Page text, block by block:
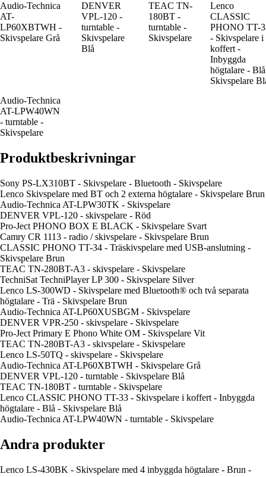
Audio-Technica
AT-
LP60XBTWH -
Skivspelare Grå
DENVER
VPL-120 -
turntable -
Skivspelare
Blå
TEAC TN-
180BT -
turntable -
Skivspelare
Lenco
CLASSIC
PHONO TT-
- Skivspelare i
koffert -
Inbyggda
högtalare -
Skivspelare
Audio-Technica
AT-LPW40WN
- turntable -
Skivspelare
Produktbeskrivningar
Sony PS-LX310BT - Skivspelare - Bluetooth - Skivspelare
Lenco Skivspelare med BT och 2 externa högtalare - Skivspelare Brun
Audio-Technica AT-LPW30TK - Skivspelare
DENVER VPL-120 - skivspelare - Röd
Pro-Ject PHONO BOX E BLACK - Skivspelare Svart
Camry CR 1113 - radio / skivspelare - Skivspelare Brun
CLASSIC PHONO TT-34 - Träskivspelare med USB-anslutning -
Skivspelare Brun
TEAC TN-280BT-A3 - skivspelare - Skivspelare
TechniSat TechniPlayer LP 300 - Skivspelare Silver
Lenco LS-300WD - Skivspelare med Bluetooth® och två separata
högtalare - Trä - Skivspelare Brun
Audio-Technica AT-LP60XUSBGM - Skivspelare
DENVER VPR-250 - skivspelare - Skivspelare
Pro-Ject Primary E Phono White OM - Skivspelare Vit
TEAC TN-280BT-A3 - skivspelare - Skivspelare
Lenco LS-50TQ - skivspelare - Skivspelare
Audio-Technica AT-LP60XBTWH - Skivspelare Grå
DENVER VPL-120 - turntable - Skivspelare Blå
TEAC TN-180BT - turntable - Skivspelare
Lenco CLASSIC PHONO TT-33 - Skivspelare i koffert - Inbyggda
högtalare - Blå - Skivspelare Blå
Audio-Technica AT-LPW40WN - turntable - Skivspelare
Andra produkter
Lenco LS-430BK - Skivspelare med 4 inbyggda högtalare - Brun -